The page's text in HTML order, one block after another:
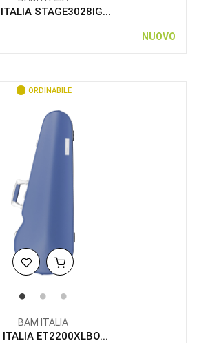
STAGE3028IG...
NUOVO
ORDINABILE
BAM ITALIA
ITALIA ET2200XLBO...